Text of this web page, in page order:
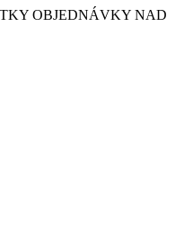
OBJEDNÁVKY NAD